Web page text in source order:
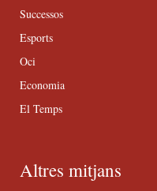
Successos
Esports
Oci
Economia
El Temps
Altres mitjans